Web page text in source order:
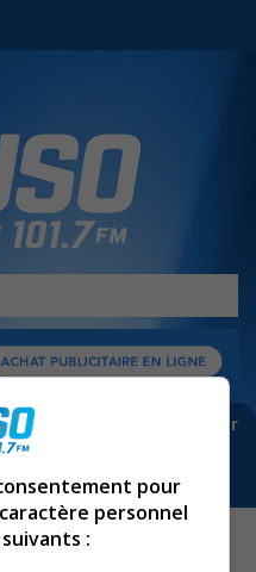
Pour ne rien manquer
toi à notre infolettre :
pour
personnel
: